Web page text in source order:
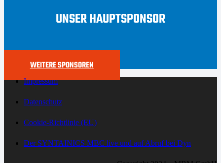
UNSER HAUPTSPONSOR
WEITERE SPONSOREN
Impressum
Datenschutz
Cookie-Richtlinie (EU)
Der SYNTAINICS MBC live und auf Abruf bei Dyn